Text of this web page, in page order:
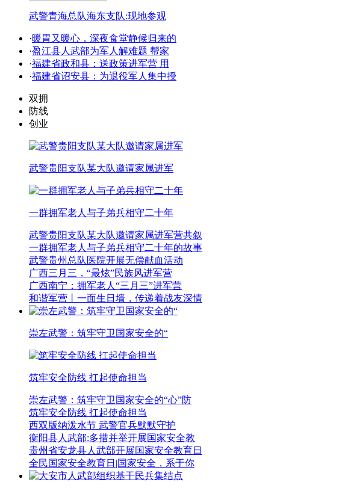
武警青海总队海东支队:现地参观
·暖胃又暖心，深夜食堂静候归来的
·盈江县人武部为军人解难题 帮家
·福建省政和县：送政策进军营 用
·福建省诏安县：为退役军人集中授
双拥
防线
创业
武警贵阳支队某大队邀请家属进军
一群拥军老人与子弟兵相守二十年
武警贵阳支队某大队邀请家属进军营共叙
一群拥军老人与子弟兵相守二十年的故事
武警贵州总队医院开展无偿献血活动
广西三月三，“最炫”民族风进军营
广西南宁：拥军老人“三月三”进军营
和谐军营丨一面生日墙，传递着战友深情
崇左武警：筑牢守卫国家安全的“
筑牢安全防线 扛起使命担当
崇左武警：筑牢守卫国家安全的“心”防
筑牢安全防线 扛起使命担当
西双版纳泼水节 武警官兵默默守护
衡阳县人武部:多措并举开展国家安全教
贵州省安龙县人武部开展国家安全教育日
全民国家安全教育日|国家安全，系于你